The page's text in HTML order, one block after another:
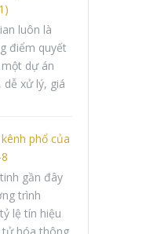
luôn là
điểm quyết
dự án
dễ xử lý, giá
phổ của
gần đây
trình
lệ tín hiệu